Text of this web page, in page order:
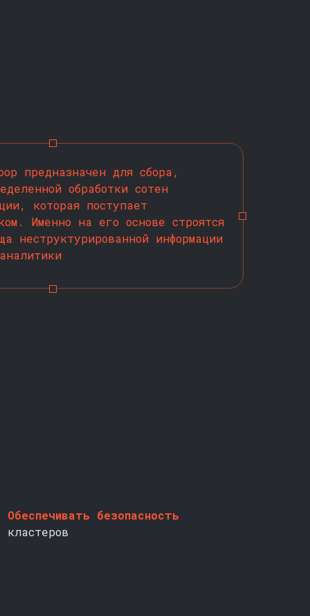
предназначен для сбора,
обработки сотен
которая поступает
Именно на его основе строятся
неструктурированной информации
Обеспечивать безопасность
кластеров